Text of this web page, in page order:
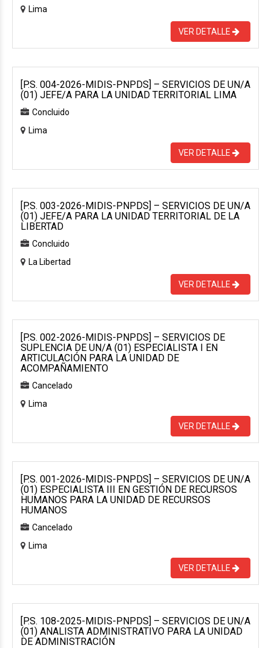
Lima
VER DETALLE
[P.S. 004-2026-MIDIS-PNPDS] – SERVICIOS DE UN/A
(01) JEFE/A PARA LA UNIDAD TERRITORIAL LIMA
Concluido
Lima
VER DETALLE
[P.S. 003-2026-MIDIS-PNPDS] – SERVICIOS DE UN/A
(01) JEFE/A PARA LA UNIDAD TERRITORIAL DE LA
LIBERTAD
Concluido
La Libertad
VER DETALLE
[P.S. 002-2026-MIDIS-PNPDS] – SERVICIOS DE
SUPLENCIA DE UN/A (01) ESPECIALISTA I EN
ARTICULACIÓN PARA LA UNIDAD DE
ACOMPAÑAMIENTO
Cancelado
Lima
VER DETALLE
[P.S. 001-2026-MIDIS-PNPDS] – SERVICIOS DE UN/A
(01) ESPECIALISTA III EN GESTIÓN DE RECURSOS
HUMANOS PARA LA UNIDAD DE RECURSOS
HUMANOS
Cancelado
Lima
VER DETALLE
[P.S. 108-2025-MIDIS-PNPDS] – SERVICIOS DE UN/A
(01) ANALISTA ADMINISTRATIVO PARA LA UNIDAD
DE ADMINISTRACIÓN